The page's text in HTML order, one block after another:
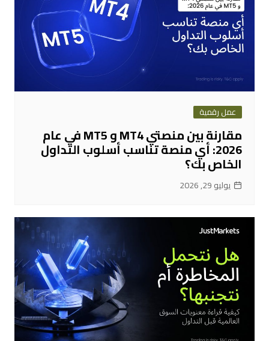
عمل رقمية
مقارنة بين منصتي MT4 و MT5 في عام
2026: أي منصة تناسب أسلوب التداول
الخاص بك؟
يوليو 29, 2026